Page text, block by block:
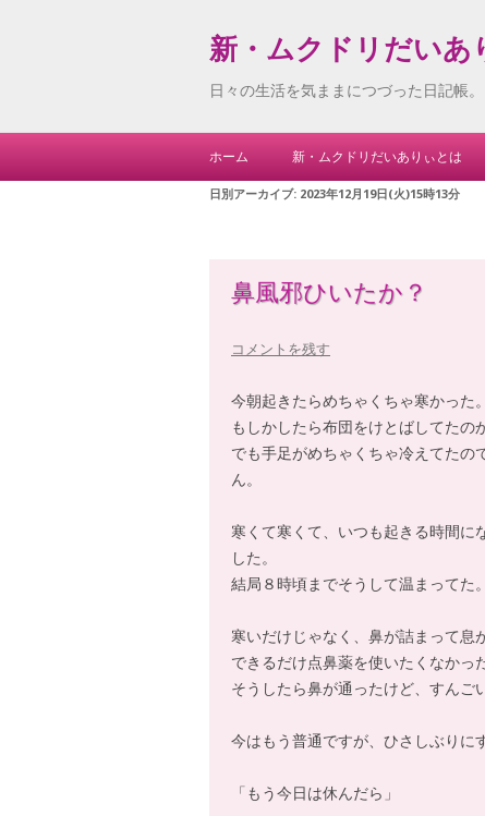
新・ムクドリだいあ
日々の生活を気ままにつづった日記帳。
ホーム 新・ムクドリだいありぃとは
日別アーカイブ: 2023年12月19日(火)15時13分
鼻風邪ひいたか？
コメントを残す
今朝起きたらめちゃくちゃ寒かった。
もしかしたら布団をけとばしてたの
でも手足がめちゃくちゃ冷えてた
ん。
寒くて寒くて、いつも起きる時間に
した。
結局８時頃までそうして温まってた。
寒いだけじゃなく、鼻が詰まって息
できるだけ点鼻薬を使いたくなかっ
そうしたら鼻が通ったけど、すんご
今はもう普通ですが、ひさしぶりに
「もう今日は休んだら」